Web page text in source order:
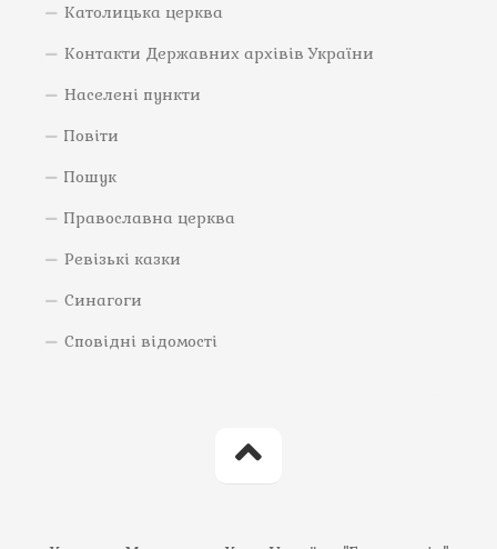
Католицька церква
Контакти Державних архівів України
Населені пункти
Повіти
Пошук
Православна церква
Ревізькі казки
Синагоги
Сповідні відомості